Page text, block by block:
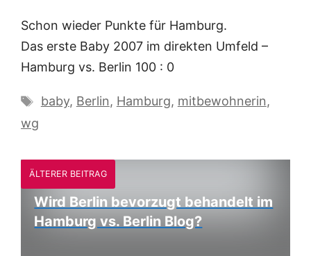
Schon wieder Punkte für Hamburg.
Das erste Baby 2007 im direkten Umfeld –
Hamburg vs. Berlin 100 : 0
Schlagwörter
baby, Berlin, Hamburg, mitbewohnerin,
wg
ÄLTERER BEITRAG
Wird Berlin bevorzugt behandelt im
Hamburg vs. Berlin Blog?